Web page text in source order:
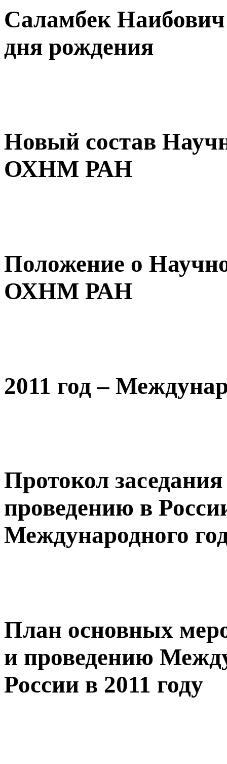
Саламбек
дня рождения
Новый состав
ОХНМ РАН
Положение о
ОХНМ РАН
2011 год –
Протокол
проведению в
Международного
План основных
и проведению
России в 2011 году